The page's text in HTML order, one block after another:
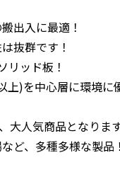
出入に最適！
抜群です！
リッド板！
上)を中心層に環境に
大人気商品となりま
ど、多種多様な製品！